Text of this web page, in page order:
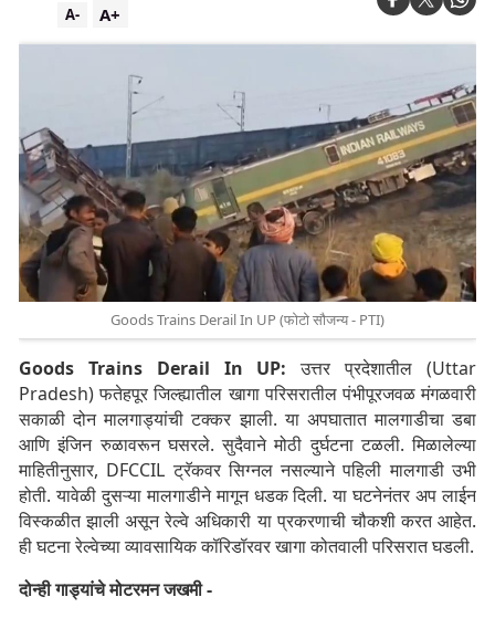
A+
A-
Goods Trains Derail In UP (फोटो सौजन्य - PTI)
Goods Trains Derail In UP: उत्तर प्रदेशातील (Uttar
Pradesh) फतेहपूर जिल्ह्यातील खागा परिसरातील पंभीपूरजवळ मंगळवारी
सकाळी दोन मालगाड्यांची टक्कर झाली. या अपघातात मालगाडीचा डबा
आणि इंजिन रुळावरून घसरले. सुदैवाने मोठी दुर्घटना टळली. मिळालेल्या
माहितीनुसार, DFCCIL ट्रॅकवर सिग्नल नसल्याने पहिली मालगाडी उभी
होती. यावेळी दुसऱ्या मालगाडीने मागून धडक दिली. या घटनेनंतर अप लाईन
विस्कळीत झाली असून रेल्वे अधिकारी या प्रकरणाची चौकशी करत आहेत.
ही घटना रेल्वेच्या व्यावसायिक कॉरिडॉरवर खागा कोतवाली परिसरात घडली.
दोन्ही गाड्यांचे मोटरमन जखमी -